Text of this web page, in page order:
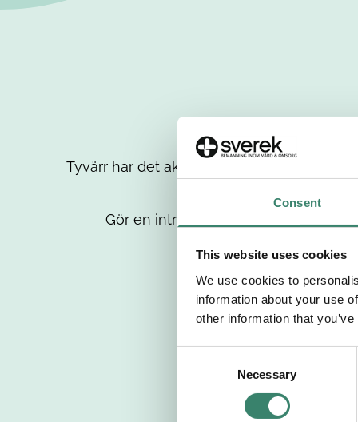
Consent
This website uses cookies
We use cookies to
information about your use
other information that
Necessary
Tyvärr har det aktuella jobbet tagits bort
Gör en intresseanmälan så